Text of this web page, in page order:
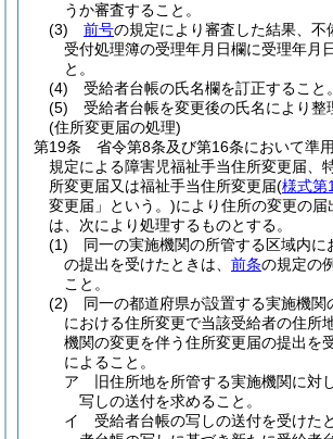
うか審査すること。
(3)
前号の規定により審査した結果、不
受付処理簿の受理年月日欄に受理年月
と。
(4)
受給者台帳の氏名欄を訂正すること。
(5)
受給者台帳を変更後の氏名により整
(住所変更届の処理)
第19条
省令第8条及び第16条において準
規定による障害児福祉手当住所変更届、
所変更届又は福祉手当住所変更届(様式第
変更届」という。)により住所の変更の届
は、次により処理するものとする。
(1)
同一の実施機関の所管する区域内に
の提出を受けたときは、 前条の規定の
こと。
(2)
同一の都道府県が設置する実施機関
における住所変更で当該受給者の住所
機関の変更を伴う住所変更届の提出を
によること。
ア
旧住所地を所管する実施機関に対
写しの送付を求めること。
イ
受給者台帳の写しの送付を受けた